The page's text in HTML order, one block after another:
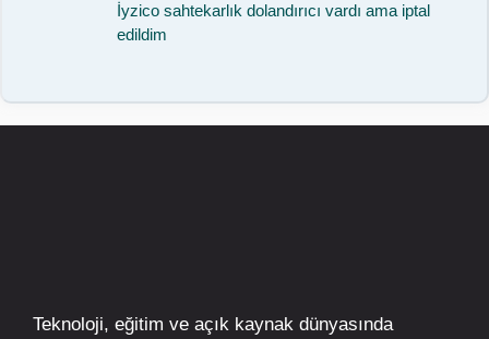
İyzico sahtekarlık dolandırıcı vardı ama iptal
edildim
Teknoloji, eğitim ve açık kaynak dünyasında